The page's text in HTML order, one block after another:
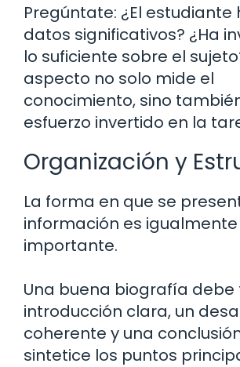
Pregúntate: ¿El estudiante
datos significativos? ¿Ha
lo suficiente sobre el
aspecto no solo mide el
conocimiento, sino
esfuerzo invertido en la
Organización y
La forma en que se
información es igualmente
importante.
Una buena biografía debe
introducción clara, un
coherente y una
sintetice los puntos